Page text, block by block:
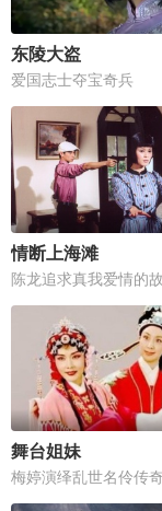
东陵大盗
爱国志士夺宝奇兵
情断上海滩
陈龙追求真我爱情的
舞台姐妹
梅婷演绎乱世名伶传